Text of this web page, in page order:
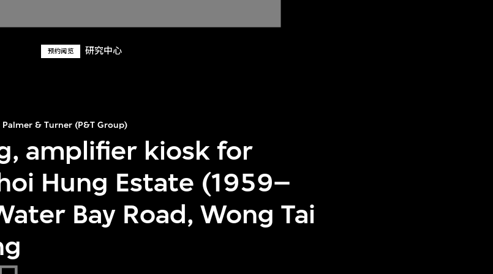
预约阅览 研究中心
Palmer & Turner (P&T Group)
amplifier kiosk for
Hung Estate (1959–
Bay Road, Wong Tai